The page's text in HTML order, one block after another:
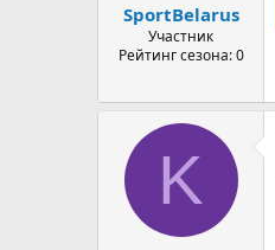
SportBelarus
Участник
Рейтинг сезона: 0
K